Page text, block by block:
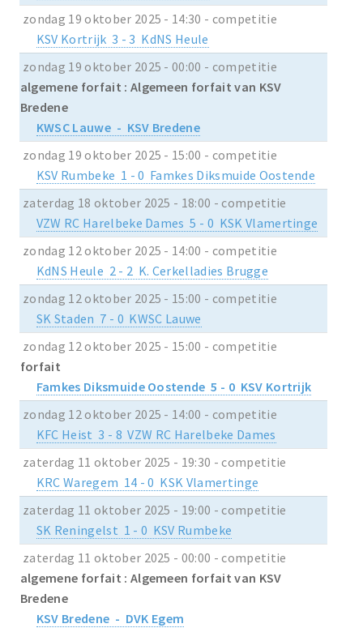
zondag 19 oktober 2025 - 14:30 - competitie
KSV Kortrijk 3 - 3 KdNS Heule
zondag 19 oktober 2025 - 00:00 - competitie
algemene forfait : Algemeen forfait van KSV
Bredene
KWSC Lauwe - KSV Bredene
zondag 19 oktober 2025 - 15:00 - competitie
KSV Rumbeke 1 - 0 Famkes Diksmuide Oostende
zaterdag 18 oktober 2025 - 18:00 - competitie
VZW RC Harelbeke Dames 5 - 0 KSK Vlamertinge
zondag 12 oktober 2025 - 14:00 - competitie
KdNS Heule 2 - 2 K. Cerkelladies Brugge
zondag 12 oktober 2025 - 15:00 - competitie
SK Staden 7 - 0 KWSC Lauwe
zondag 12 oktober 2025 - 15:00 - competitie
forfait
Famkes Diksmuide Oostende 5 - 0 KSV Kortrijk
zondag 12 oktober 2025 - 14:00 - competitie
KFC Heist 3 - 8 VZW RC Harelbeke Dames
zaterdag 11 oktober 2025 - 19:30 - competitie
KRC Waregem 14 - 0 KSK Vlamertinge
zaterdag 11 oktober 2025 - 19:00 - competitie
SK Reningelst 1 - 0 KSV Rumbeke
zaterdag 11 oktober 2025 - 00:00 - competitie
algemene forfait : Algemeen forfait van KSV
Bredene
KSV Bredene - DVK Egem